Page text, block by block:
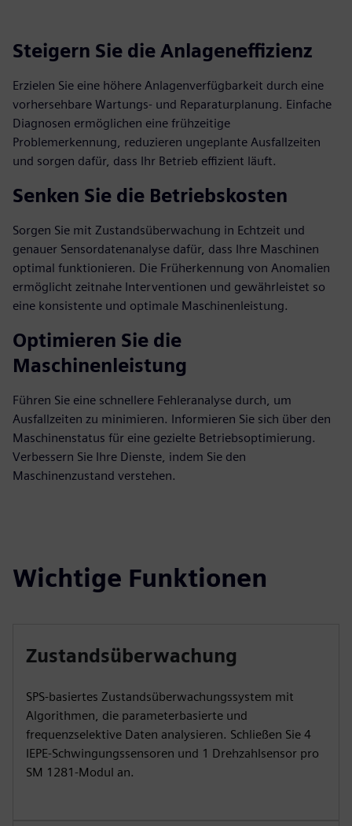
Steigern Sie die Anlageneffizienz
Erzielen Sie eine höhere Anlagenverfügbarkeit durch eine
vorhersehbare Wartungs- und Reparaturplanung. Einfache
Diagnosen ermöglichen eine frühzeitige
Problemerkennung, reduzieren ungeplante Ausfallzeiten
und sorgen dafür, dass Ihr Betrieb effizient läuft.
Senken Sie die Betriebskosten
Sorgen Sie mit Zustandsüberwachung in Echtzeit und
genauer Sensordatenanalyse dafür, dass Ihre Maschinen
optimal funktionieren. Die Früherkennung von Anomalien
ermöglicht zeitnahe Interventionen und gewährleistet so
eine konsistente und optimale Maschinenleistung.
Optimieren Sie die
Maschinenleistung
Führen Sie eine schnellere Fehleranalyse durch, um
Ausfallzeiten zu minimieren. Informieren Sie sich über den
Maschinenstatus für eine gezielte Betriebsoptimierung.
Verbessern Sie Ihre Dienste, indem Sie den
Maschinenzustand verstehen.
Wichtige Funktionen
Zustandsüberwachung
SPS-basiertes Zustandsüberwachungssystem mit
Algorithmen, die parameterbasierte und
frequenzselektive Daten analysieren. Schließen Sie 4
IEPE-Schwingungssensoren und 1 Drehzahlsensor pro
SM 1281-Modul an.